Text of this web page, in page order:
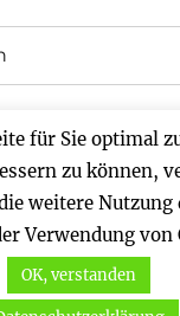
Stolz präsentiert von
für Sie optimal
zu können,
weitere Nutzung
Verwendung von
OK, verstanden